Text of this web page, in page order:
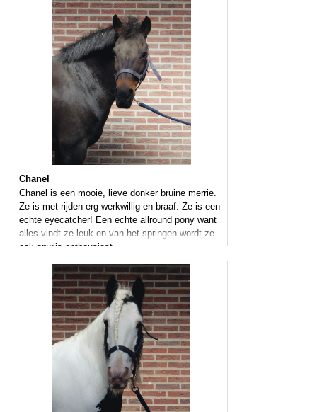
Chanel
Chanel is een mooie, lieve donker bruine merrie.
Ze is met rijden erg werkwillig en braaf. Ze is een
echte eyecatcher! Een echte allround pony want
alles vindt ze leuk en van het springen wordt ze
ook onwijs enthousiast.